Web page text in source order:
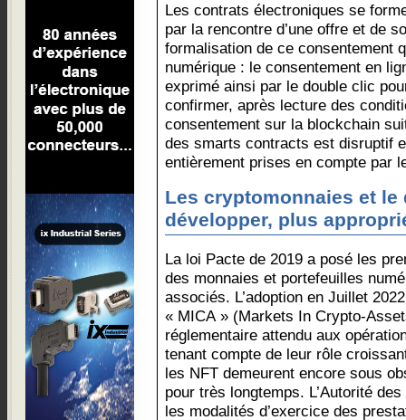
Les contrats électroniques se
par la rencontre d’une offre et de
formalisation de ce consentement
numérique : le consentement en
exprimé ainsi par le double clic
confirmer, après lecture des
consentement sur la blockchain
des smarts contracts est disruptif
entièrement prises en compte par
Les cryptomonnaies et le
développer, plus
La loi Pacte de 2019 a posé les
des monnaies et portefeuilles
associés. L’adoption en Juillet
« MICA » (Markets In Crypto-
réglementaire attendu aux
tenant compte de leur rôle
les NFT demeurent encore sous
pour très longtemps. L’Autorité
les modalités d’exercice des